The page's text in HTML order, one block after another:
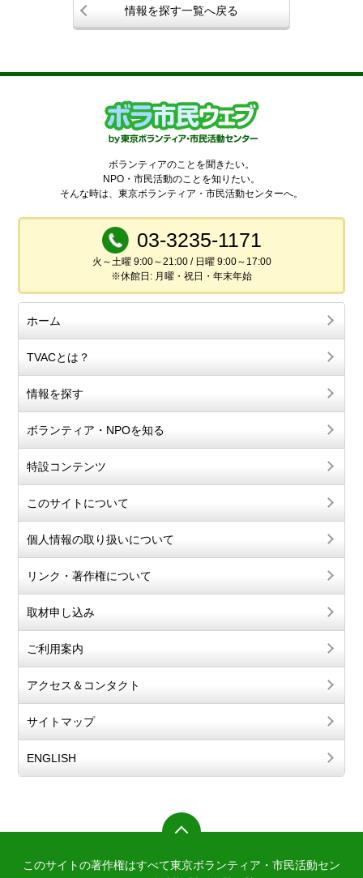
情報を探す一覧へ戻る
ボランティアのことを聞きたい。
NPO・市民活動のことを知りたい。
そんな時は、東京ボランティア・市民活動センターへ。
03-3235-1171
火～土曜 9:00～21:00 / 日曜 9:00～17:00
※休館日: 月曜・祝日・年末年始
ホーム
TVACとは？
情報を探す
ボランティア・NPOを知る
特設コンテンツ
このサイトについて
個人情報の取り扱いについて
リンク・著作権について
取材申し込み
ご利用案内
アクセス＆コンタクト
サイトマップ
ENGLISH
このサイトの著作権はすべて東京ボランティア・市民活動セン